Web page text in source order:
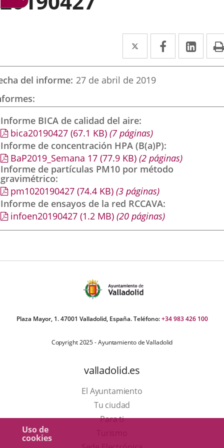
Uso de
cookies
Twitter
Enlace
a
una
externa.
Facebook
Enlace
a
externa.
a
del informe 27 de abril de 2019
Informe BICA de calidad del aire
bica20190427 (67.1 KB) (7 páginas)
Informe de concentración HPA (B(a)P)
BaP2019_Semana 17 (77.9 KB) (2 páginas)
Informe de partículas PM10 por método
gravimétrico
pm1020190427 (74.4 KB) (3 páginas)
Informe de ensayos de la red RCCAVA
infoen20190427 (1.2 MB) (20 páginas)
Plaza Mayor, 1. 47001 Valladolid, España. Teléfono:+34 983 426 100
Copyright 2025 - Ayuntamiento de Valladolid
valladolid.es
El Ayuntamiento
Tu ciudad
Para ti